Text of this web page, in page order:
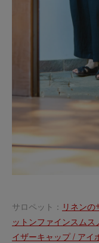
サロペット： リネン
ットンファインスム
イザーキャップ / アイ